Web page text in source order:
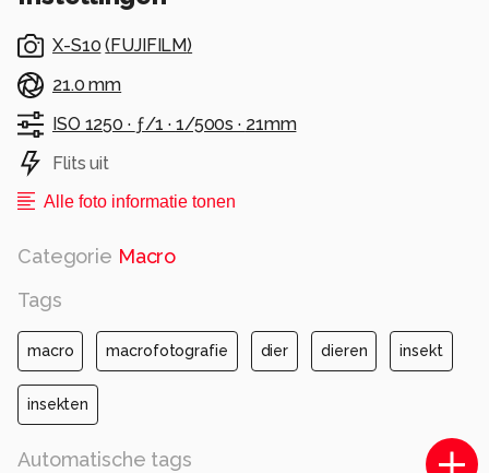
X-S10 (FUJIFILM)
21.0 mm
ISO 1250 · ƒ/1 · 1/500s · 21mm
Flits uit
Alle foto informatie tonen
Categorie Macro
Tags
macro macrofotografie dier dieren insekt
insekten
Automatische tags